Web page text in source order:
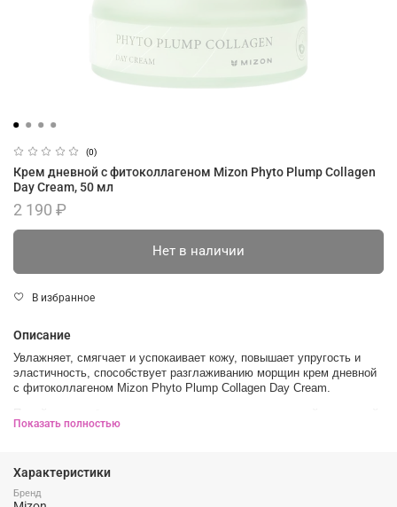
(0)
Крем дневной с фитоколлагеном Mizon Phyto Plump Collagen
Day Cream, 50 мл
2 190 ₽
Нет в наличии
В избранное
Описание
Увлажняет, смягчает и успокаивает кожу, повышает упругость и
эластичность, способствует разглаживанию морщин крем дневной
с фитоколлагеном Mizon Phyto Plump Collagen Day Cream.
день.
которые обеспечивают антиоксидантную защиту и поддерживают
шелушение, делая кожу эластичной и сияющей.
Показать полностью
Характеристики
Бренд